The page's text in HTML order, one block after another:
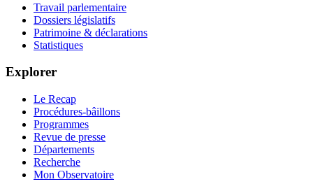
Travail parlementaire
Dossiers législatifs
Patrimoine & déclarations
Statistiques
Explorer
Le Recap
Procédures-bâillons
Programmes
Revue de presse
Départements
Recherche
Mon Observatoire